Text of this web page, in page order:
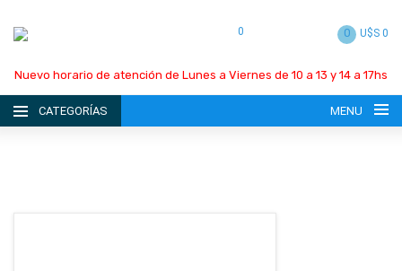
0 0 U$S 0
Nuevo horario de atención de Lunes a Viernes de 10 a 13 y 14 a 17hs
CATEGORÍAS MENU